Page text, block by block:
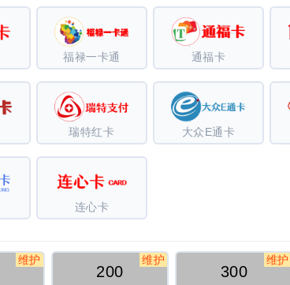
福禄一卡通 通福卡
瑞特红卡 大众E通卡
连心卡
维护
200
维护
300
维护